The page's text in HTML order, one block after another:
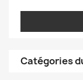
Catégories